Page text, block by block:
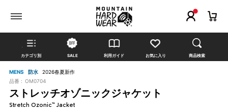
カテゴリ別 SALE 利用ガイド お気に入り 商品検索
MENS 防水
2026春夏新作
品番 : OM0704
ストレッチオゾニックジャケット
Stretch Ozonic™ Jacket